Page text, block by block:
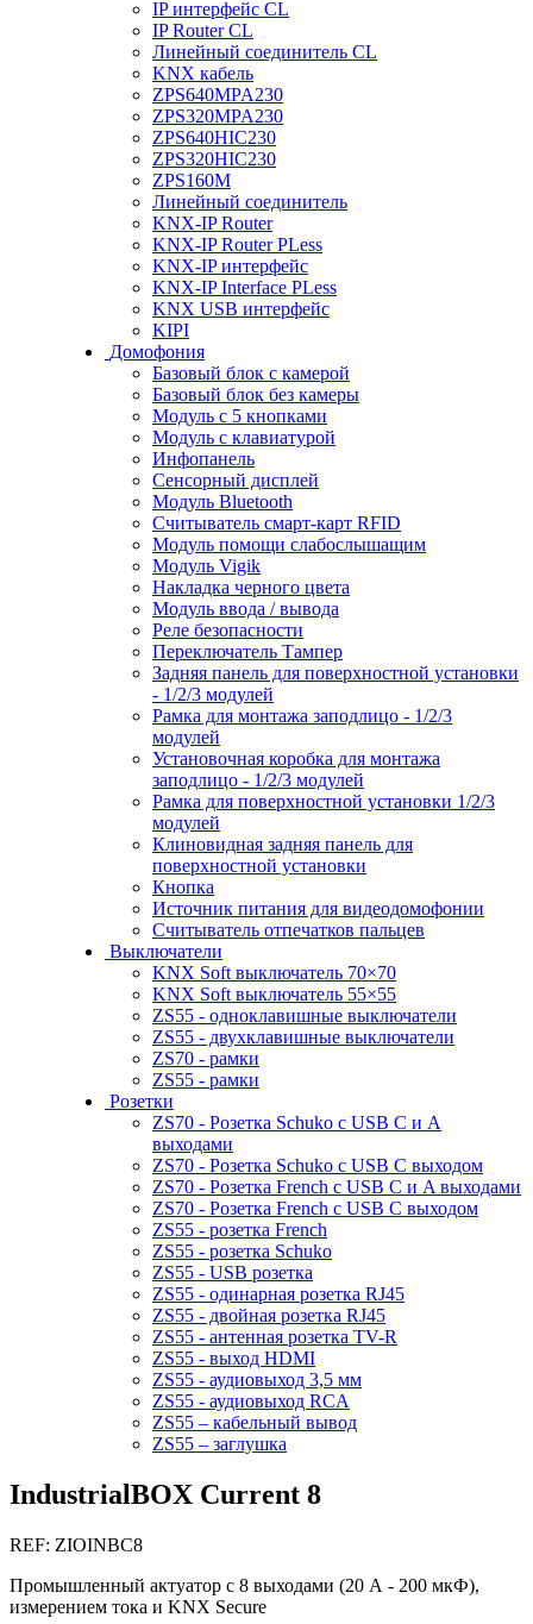
IP интерфейс CL
IP Router CL
Линейный соединитель CL
KNX кабель
ZPS640MPA230
ZPS320MPA230
ZPS640HIC230
ZPS320HIC230
ZPS160M
Линейный соединитель
KNX-IP Router
KNX-IP Router PLess
KNX-IP интерфейс
KNX-IP Interface PLess
KNX USB интерфейс
KIPI
Домофония
Базовый блок с камерой
Базовый блок без камеры
Модуль с 5 кнопками
Модуль с клавиатурой
Инфопанель
Сенсорный дисплей
Модуль Bluetooth
Считыватель смарт-карт RFID
Модуль помощи слабослышащим
Модуль Vigik
Накладка черного цвета
Модуль ввода / вывода
Реле безопасности
Переключатель Тампер
Задняя панель для поверхностной установки
- 1/2/3 модулей
Рамка для монтажа заподлицо - 1/2/3
модулей
Установочная коробка для монтажа
заподлицо - 1/2/3 модулей
Рамка для поверхностной установки 1/2/3
модулей
Клиновидная задняя панель для
поверхностной установки
Кнопка
Источник питания для видеодомофонии
Считыватель отпечатков пальцев
Выключатели
KNX Soft выключатель 70×70
KNX Soft выключатель 55×55
ZS55 - одноклавишные выключатели
ZS55 - двухклавишные выключатели
ZS70 - рамки
ZS55 - рамки
Розетки
ZS70 - Розетка Schuko с USB C и A
выходами
ZS70 - Розетка Schuko с USB C выходом
ZS70 - Розетка French с USB C и A выходами
ZS70 - Розетка French с USB C выходом
ZS55 - розетка French
ZS55 - розетка Schuko
ZS55 - USB розетка
ZS55 - одинарная розетка RJ45
ZS55 - двойная розетка RJ45
ZS55 - антенная розетка TV-R
ZS55 - выход HDMI
ZS55 - аудиовыход 3,5 мм
ZS55 - аудиовыход RCA
ZS55 – кабельный вывод
ZS55 – заглушка
IndustrialBOX Current 8
REF: ZIOINBC8
Промышленный актуатор с 8 выходами (20 А - 200 мкФ),
измерением тока и KNX Secure